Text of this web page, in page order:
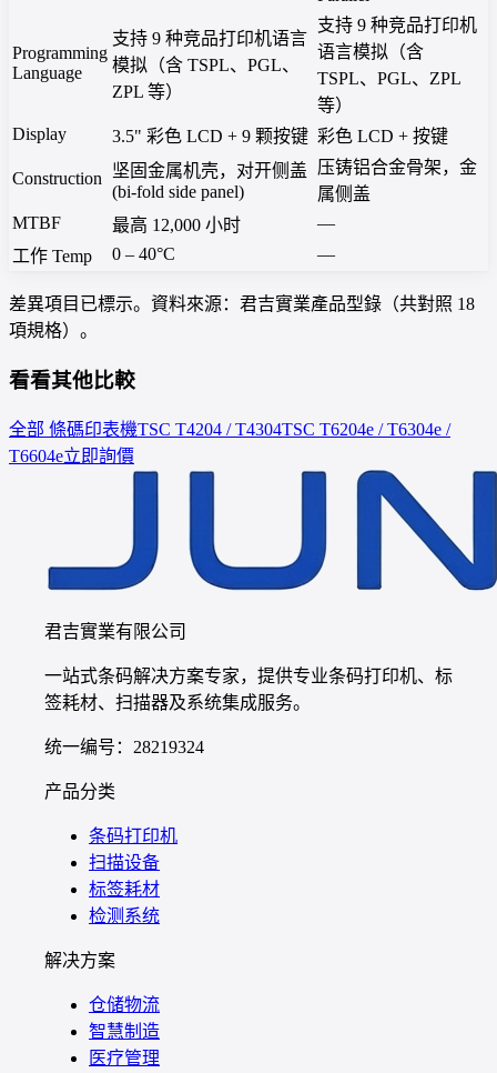
Programming
Language
支持 9 种竞品打印机语言
模拟（含 TSPL、PGL、
ZPL 等）
支持 9 种竞品打印机
语言模拟（含
TSPL、PGL、ZPL
等）
Display
3.5" 彩色 LCD + 9 颗按键 彩色 LCD + 按键
Construction 坚固金属机壳，对开侧盖
(bi-fold side panel)
压铸铝合金骨架，金
属侧盖
MTBF
最高 12,000 小时
—
工作 Temp
0 – 40°C —
差異項目已標示。資料來源：君吉實業產品型錄（共對照 18
項規格）。
看看其他比較
全部 條碼印表機TSC T4204 / T4304TSC T6204e / T6304e /
T6604e立即詢價
君吉實業有限公司
一站式条码解决方案专家，提供专业条码打印机、标
签耗材、扫描器及系统集成服务。
统一编号：28219324
产品分类
条码打印机
扫描设备
标签耗材
检测系统
解决方案
仓储物流
智慧制造
医疗管理